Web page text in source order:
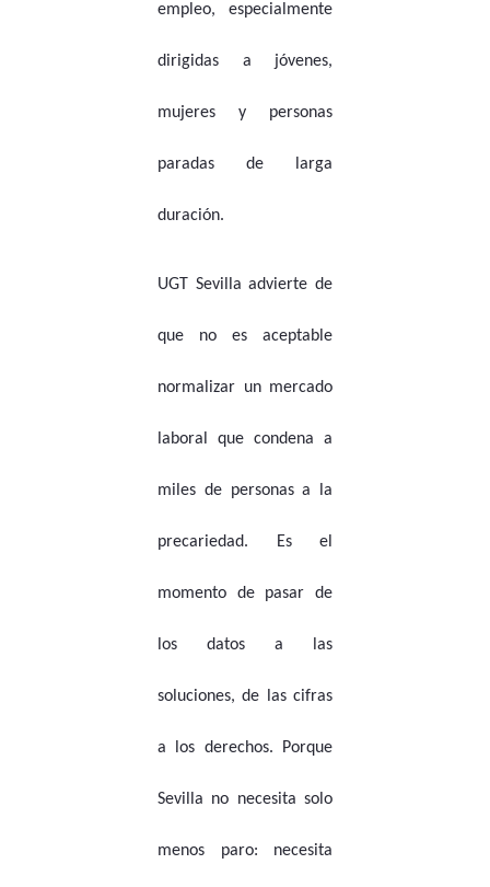
empleo, especialmente
dirigidas a jóvenes,
mujeres y personas
paradas de larga
duración.
UGT Sevilla advierte de
que no es aceptable
normalizar un mercado
laboral que condena a
miles de personas a la
precariedad. Es el
momento de pasar de
los datos a las
soluciones, de las cifras
a los derechos. Porque
Sevilla no necesita solo
menos paro: necesita